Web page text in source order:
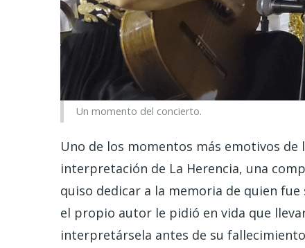
Un momento del concierto.
Uno de los momentos más emotivos
interpretación de La Herencia, una
quiso dedicar a la memoria de quien
el propio autor le pidió en vida que
interpretársela antes de su